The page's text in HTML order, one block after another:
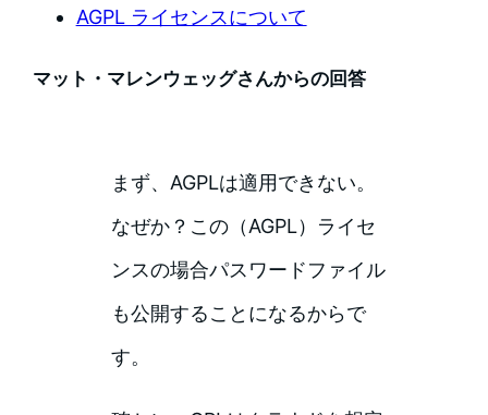
AGPL ライセンスについて
マット・マレンウェッグさんからの回答
まず、AGPLは適用できない。
なぜか？この（AGPL）ライセ
ンスの場合パスワードファイル
も公開することになるからで
す。